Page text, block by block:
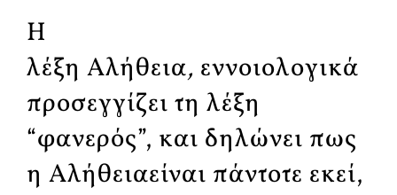
Η
λέξη Αλήθεια, εννοιολογικά
προσεγγίζει τη λέξη
“φανερός”, και δηλώνει πως
η Αλήθειαείναι πάντοτε εκεί,